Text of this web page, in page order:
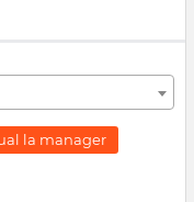
la manager